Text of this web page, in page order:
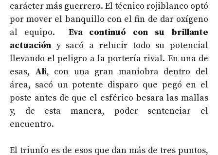
carácter más guerrero. El técnico rojiblanco optó
por mover el banquillo con el fin de dar oxígeno
al equipo.
Eva continuó con su brillante
actuación y sacó a relucir todo su potencial
llevando el peligro a la portería rival. En una de
esas, Ali, con una gran maniobra dentro del
área, sacó un potente disparo que pegó en el
poste antes de que el esférico besara las mallas
y, de esta manera, poder sentenciar el
encuentro.
El triunfo es de esos que dan más de tres puntos,